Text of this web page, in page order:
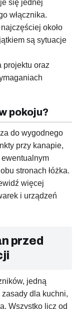
się jednej
włącznika.
około
są sytuacje
projektu oraz
pokoju?
do wygodnego
przy kanapie,
stronach łóżka.
więcej
i urządzeń
przed
jedną
dla kuchni,
Wszystko licz od